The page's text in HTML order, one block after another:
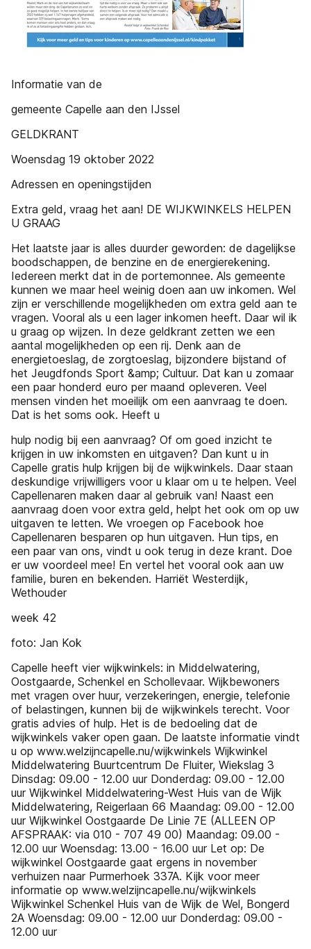
Informatie van de
gemeente Capelle aan den IJssel
GELDKRANT
Woensdag 19 oktober 2022
Adressen en openingstijden
Extra geld, vraag het aan! DE WIJKWINKELS HELPEN
U GRAAG
Het laatste jaar is alles duurder geworden: de dagelijkse
boodschappen, de benzine en de energierekening.
Iedereen merkt dat in de portemonnee. Als gemeente
kunnen we maar heel weinig doen aan uw inkomen. Wel
zijn er verschillende mogelijkheden om extra geld aan te
vragen. Vooral als u een lager inkomen heeft. Daar wil ik
u graag op wijzen. In deze geldkrant zetten we een
aantal mogelijkheden op een rij. Denk aan de
energietoeslag, de zorgtoeslag, bijzondere bijstand of
het Jeugdfonds Sport &amp; Cultuur. Dat kan u zomaar
een paar honderd euro per maand opleveren. Veel
mensen vinden het moeilijk om een aanvraag te doen.
Dat is het soms ook. Heeft u
hulp nodig bij een aanvraag? Of om goed inzicht te
krijgen in uw inkomsten en uitgaven? Dan kunt u in
Capelle gratis hulp krijgen bij de wijkwinkels. Daar staan
deskundige vrijwilligers voor u klaar om u te helpen. Veel
Capellenaren maken daar al gebruik van! Naast een
aanvraag doen voor extra geld, helpt het ook om op uw
uitgaven te letten. We vroegen op Facebook hoe
Capellenaren besparen op hun uitgaven. Hun tips, en
een paar van ons, vindt u ook terug in deze krant. Doe
er uw voordeel mee! En vertel het vooral ook aan uw
familie, buren en bekenden. Harriët Westerdijk,
Wethouder
week 42
foto: Jan Kok
Capelle heeft vier wijkwinkels: in Middelwatering,
Oostgaarde, Schenkel en Schollevaar. Wijkbewoners
met vragen over huur, verzekeringen, energie, telefonie
of belastingen, kunnen bij de wijkwinkels terecht. Voor
gratis advies of hulp. Het is de bedoeling dat de
wijkwinkels vaker open gaan. De laatste informatie vindt
u op www.welzijncapelle.nu/wijkwinkels Wijkwinkel
Middelwatering Buurtcentrum De Fluiter, Wiekslag 3
Dinsdag: 09.00 - 12.00 uur Donderdag: 09.00 - 12.00
uur Wijkwinkel Middelwatering-West Huis van de Wijk
Middelwatering, Reigerlaan 66 Maandag: 09.00 - 12.00
uur Wijkwinkel Oostgaarde De Linie 7E (ALLEEN OP
AFSPRAAK: via 010 - 707 49 00) Maandag: 09.00 -
12.00 uur Woensdag: 13.00 - 16.00 uur Let op: De
wijkwinkel Oostgaarde gaat ergens in november
verhuizen naar Purmerhoek 337A. Kijk voor meer
informatie op www.welzijncapelle.nu/wijkwinkels
Wijkwinkel Schenkel Huis van de Wijk de Wel, Bongerd
2A Woensdag: 09.00 - 12.00 uur Donderdag: 09.00 -
12.00 uur